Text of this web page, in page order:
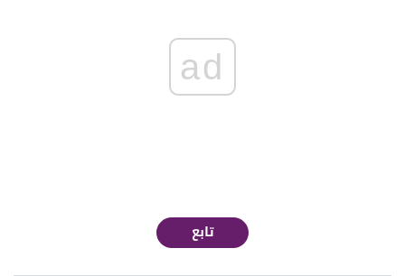
ad
تابع